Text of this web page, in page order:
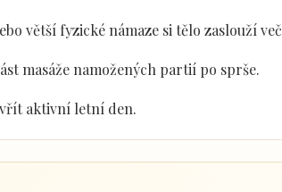
větší fyzické námaze si tělo zaslouží
masáže namožených partií po sprše.
aktivní letní den.